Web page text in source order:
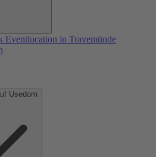
Eventlocation in Travemünde
Usedom